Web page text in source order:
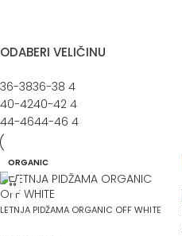
ODABERI VELIČINU
36-3836-38 4
40-4240-42 4
44-4644-46 4
ORGANIC
LETNJA PIDŽAMA ORGANIC OFF WHITE